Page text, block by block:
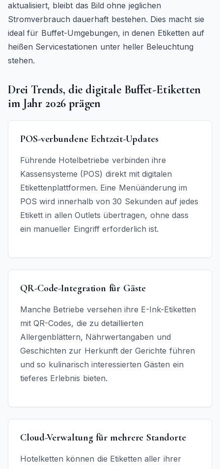
aktualisiert, bleibt das Bild ohne jeglichen
Stromverbrauch dauerhaft bestehen. Dies macht sie
ideal für Buffet-Umgebungen, in denen Etiketten auf
heißen Servicestationen unter heller Beleuchtung
stehen.
Drei Trends, die digitale Buffet-Etiketten
im Jahr 2026 prägen
POS-verbundene Echtzeit-Updates
Führende Hotelbetriebe verbinden ihre
Kassensysteme (POS) direkt mit digitalen
Etikettenplattformen. Eine Menüänderung im
POS wird innerhalb von 30 Sekunden auf jedes
Etikett in allen Outlets übertragen, ohne dass
ein manueller Eingriff erforderlich ist.
QR-Code-Integration für Gäste
Manche Betriebe versehen ihre E-Ink-Etiketten
mit QR-Codes, die zu detaillierten
Allergenblättern, Nährwertangaben und
Geschichten zur Herkunft der Gerichte führen
und so kulinarisch interessierten Gästen ein
tieferes Erlebnis bieten.
Cloud-Verwaltung für mehrere Standorte
Hotelketten können die Etiketten aller ihrer